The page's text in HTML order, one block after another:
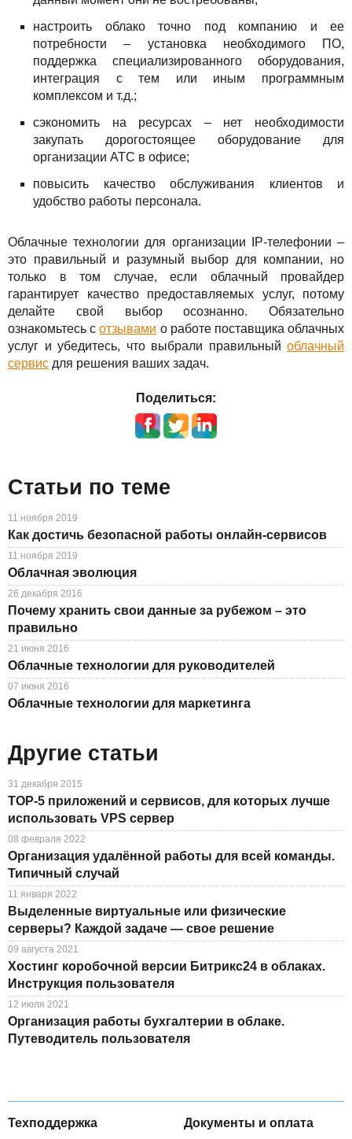
настроить облако точно под компанию и ее
потребности – установка необходимого ПО,
поддержка специализированного оборудования,
интеграция с тем или иным программным
комплексом и т.д.;
сэкономить на ресурсах – нет необходимости
закупать дорогостоящее оборудование для
организации АТС в офисе;
повысить качество обслуживания клиентов и
удобство работы персонала.
Облачные технологии для организации IP-телефонии –
это правильный и разумный выбор для компании, но
только в том случае, если облачный провайдер
гарантирует качество предоставляемых услуг, потому
делайте свой выбор осознанно. Обязательно
ознакомьтесь сотзывами о работе поставщика облачных
услуг и убедитесь, что выбрали правильный облачный
сервис для решения ваших задач.
Поделиться:
Статьи по теме
11 ноября 2019
Как достичь безопасной работы онлайн-сервисов
11 ноября 2019
Облачная эволюция
26 декабря 2016
Почему хранить свои данные за рубежом – это
правильно
21 июня 2016
Облачные технологии для руководителей
07 июня 2016
Облачные технологии для маркетинга
Другие статьи
31 декабря 2015
TOP-5 приложений и сервисов, для которых лучше
использовать VPS сервер
08 февраля 2022
Организация удалённой работы для всей команды.
Типичный случай
11 января 2022
Выделенные виртуальные или физические
серверы? Каждой задаче — свое решение
09 августа 2021
Хостинг коробочной версии Битрикс24 в облаках.
Инструкция пользователя
12 июля 2021
Организация работы бухгалтерии в облаке.
Путеводитель пользователя
Техподдержка
Документы и оплата